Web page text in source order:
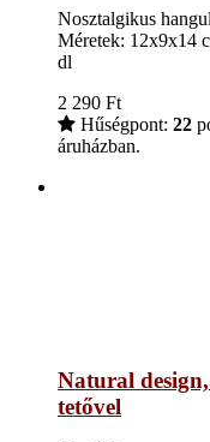
Nosztalgikus
Méretek: 12x9x14
dl
2 290 Ft
Hűségpont: 22
áruházban.
Natural
tetővel